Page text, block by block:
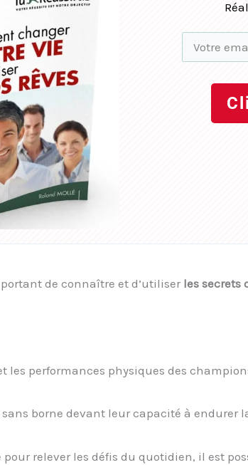
de connaître et d’utiliser les secrets
les performances physiques des
borne devant leur capacité à endurer
pour relever les défis du quotidien, il est